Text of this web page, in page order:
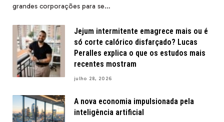
grandes corporações para se…
Jejum intermitente emagrece mais ou é
só corte calórico disfarçado? Lucas
Peralles explica o que os estudos mais
recentes mostram
julho 28, 2026
A nova economia impulsionada pela
inteligência artificial